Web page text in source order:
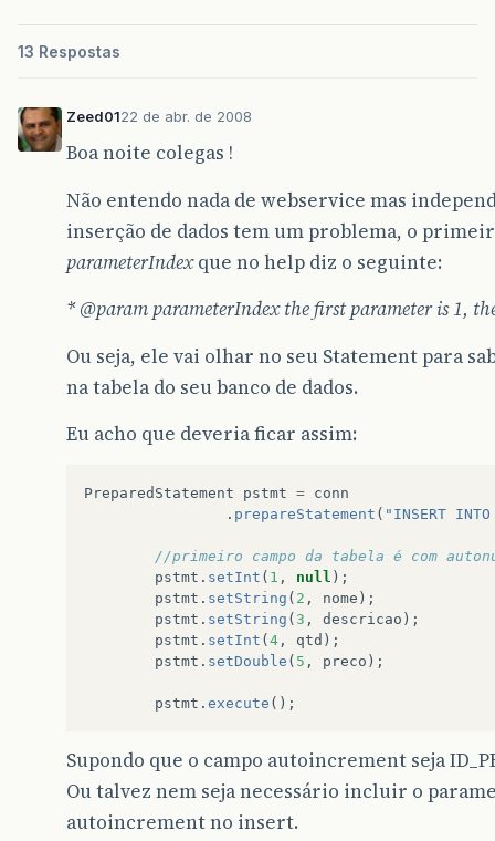
13 Respostas
Zeed0122 de abr. de 2008
Boa noite colegas !
Não entendo nada de webservice mas
inserção de dados tem um problema, o
parameterIndexque no help diz o seguinte:
*@param parameterIndex the first parameter is 1,
Ou seja, ele vai olhar no seu Statement para
na tabela do seu banco de dados.
Eu acho que deveria ficar assim:
PreparedStatement pstmt = conn
. prepareStatement ( "INSERT INTO
//primeiro campo da tabela é com
pstmt . setInt ( 1 , null );
pstmt . setString ( 2 , nome );
pstmt . setString ( 3 , descricao );
pstmt . setInt ( 4 , qtd );
pstmt . setDouble ( 5 , preco );
pstmt . execute ();
Supondo que o campo autoincrement seja
Ou talvez nem seja necessário incluir o
autoincrement no insert.